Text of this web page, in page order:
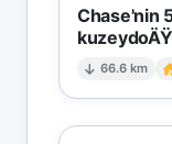
Chase'nin
66.6 km